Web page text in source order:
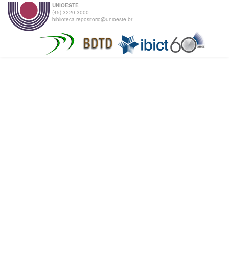
UNIOESTE
(45) 3220-3000
biblioteca.repositorio@unioeste.br